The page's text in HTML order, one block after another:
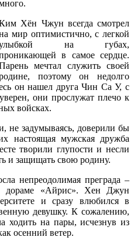
Хён Чжун всегда смотрел
мир оптимистично, с легкой
на губах,
в самое сердце.
мечтал служить своей
поэтому он недолго
он нашел друга Чин Са У, с
они прослужат плечо к
войсках.
не задумываясь, доверили бы
настоящая мужская дружба
творили глупости и несли
и защищать свою родину.
непреодолимая преграда –
«Айрис». Хен Джун
и сразу влюбился в
девушку. К сожалению,
ходить на пары, исчезнув из
осенний ветер.